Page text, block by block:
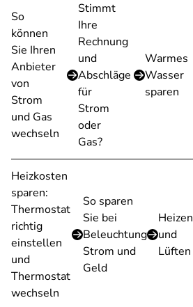
So
können
Sie Ihren
Anbieter
von
Strom
und Gas
wechseln
Stimmt
Ihre
Rechnung
und
Abschläge
für
Strom
oder
Gas?
Warmes
Wasser
sparen
Heizkosten
sparen:
Thermostat
richtig
einstellen
und
Thermostat
wechseln
So sparen
Sie bei
Beleuchtung
Strom und
Geld
Heizen
und
Lüften